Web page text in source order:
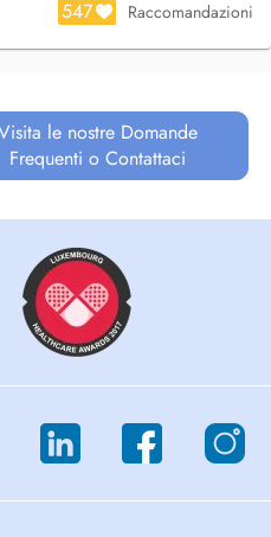
547 Raccomandazioni
le nostre Domande
Frequenti o Contattaci